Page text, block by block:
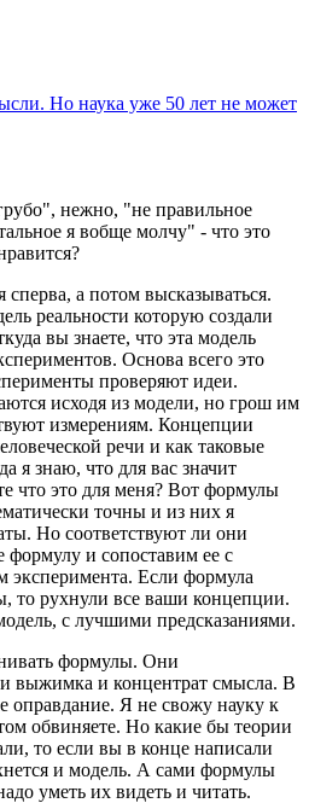
Но наука уже 50 лет не может
нежно, "не правильное
я вобще молчу" - что это
сперва, а потом высказываться.
реальности которую создали
вы знаете, что эта модель
Основа всего это
проверяют идеи.
исходя из модели, но грош им
измерениям. Концепции
речи и как таковые
я знаю, что для вас значит
что это для меня? Вот формулы
точны и из них я
Но соответствуют ли они
и сопоставим ее с
эксперимента. Если формула
то рухнули все ваши концепции.
с лучшими предсказаниями.
формулы. Они
выжимка и концентрат смысла. В
оправдание. Я не свожу науку к
обвиняете. Но какие бы теории
то если вы в конце написали
и модель. А сами формулы
уметь их видеть и читать.